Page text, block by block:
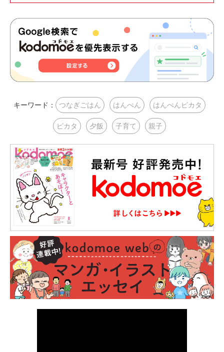
キーワード： つなぎごはん はんぺん はんぺんピカタ
ピカタ 夕飯 子育て 親子